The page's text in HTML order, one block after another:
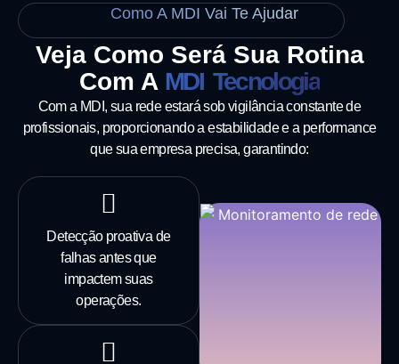
Como A MDI Vai Te Ajudar
Veja Como Será Sua Rotina
Com A MDI Tecnologia
Com a MDI, sua rede estará sob vigilância constante de
profissionais, proporcionando a estabilidade e a performance
que sua empresa precisa, garantindo:
Detecção proativa de
falhas antes que
impactem suas
operações.